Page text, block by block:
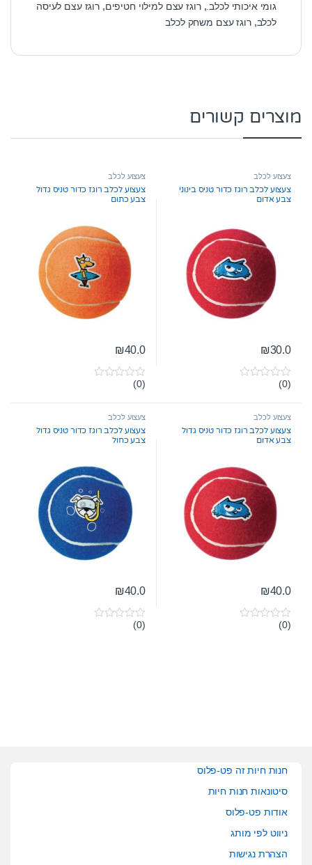
גומי איכותי לכלב.,רוגז עצם למילוי חטיפים,רוגז עצם לעיסה
לכלב,רוגז עצם משחק לכלב
מוצרים קשורים
צעצוע לכלב
צעצוע לכלב רוגז כדור טניס בינוני
צבע אדום
₪30.0
0
t
f
5
(0)
צעצוע לכלב
צעצוע לכלב רוגז כדור טניס גדול
צבע כתום
₪40.0
0
t
f
5
(0)
צעצוע לכלב
צעצוע לכלב רוגז כדור טניס גדול
צבע אדום
₪40.0
0(0)
צעצוע לכלב
צעצוע לכלב רוגז כדור טניס גדול
צבע כחול
₪40.0
0(0)
חנות חיות זה פט-פלוס
סיטונאות חנות חיות
אודות פט-פלוס
ניווט לפי מותג
הצהרת נגישות